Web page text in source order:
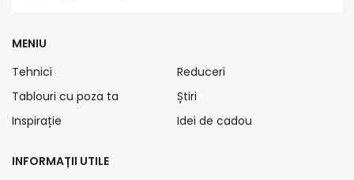
MENIU
Tehnici
Tablouri cu poza ta
Inspirație
Reduceri
Știri
Idei de cadou
INFORMAȚII UTILE